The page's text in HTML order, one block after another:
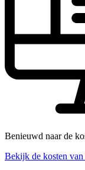
Benieuwd naar de
Bekijk de kosten van